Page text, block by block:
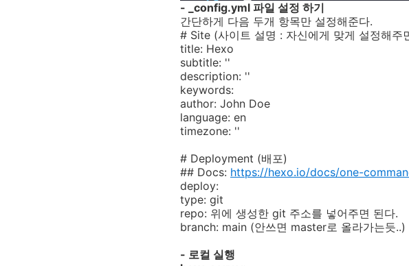
- _config.yml 파일 설정 하기
간단하게 다음 두개 항목만 설정해준다.
# Site (사이트 설명 : 자신에게 맞게 설정해주
title: Hexo
subtitle: ''
description: ''
keywords:
author: John Doe
language: en
timezone: ''
# Deployment (배포)
## Docs: https://hexo.io/docs/one-
deploy:
type: git
repo: 위에 생성한 git 주소를 넣어주면 된다.
branch: main (안쓰면 master로 올라가는듯..)
- 로컬 실행